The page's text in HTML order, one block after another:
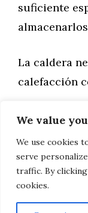
We value
We use cookies
serve
traffic. By
cookies.
suficiente
almacenarlos
La caldera
calefacción
General,
Nissan
¿Cuál es